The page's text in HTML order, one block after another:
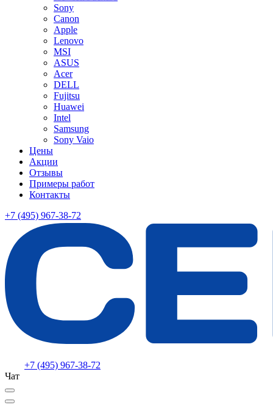
Sony
Canon
Apple
Lenovo
MSI
ASUS
Acer
DELL
Fujitsu
Huawei
Intel
Samsung
Sony Vaio
Цены
Акции
Отзывы
Примеры работ
Контакты
+7 (495) 967-38-72
+7 (495) 967-38-72
Чат